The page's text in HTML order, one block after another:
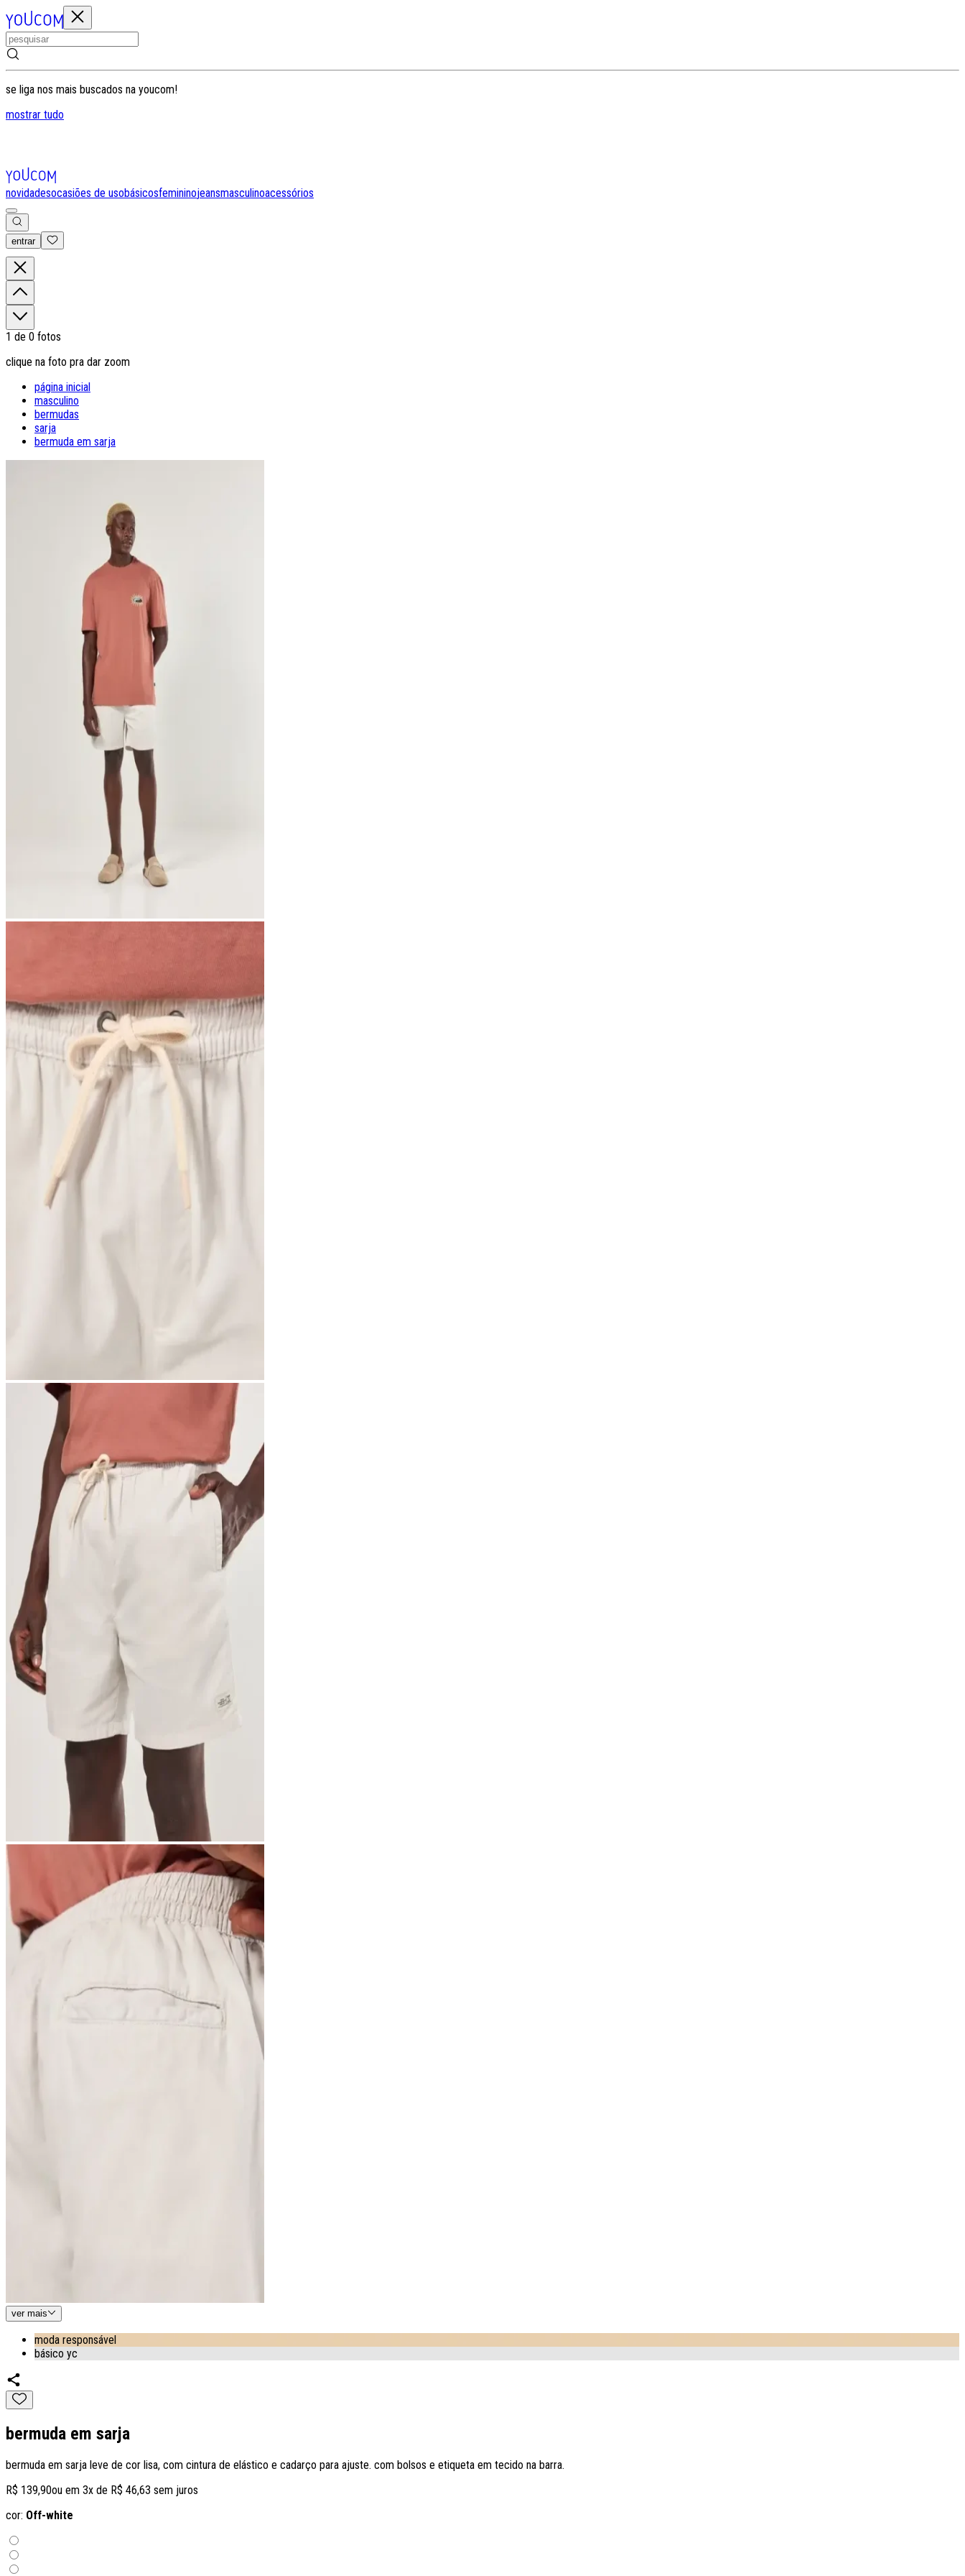
se liga nos mais buscados na youcom!
mostrar tudo
novidadesocasiões de usobásicosfemininojeansmasculinoacessórios
entrar
1 de 0 fotos
clique na foto pra dar zoom
página inicial
masculino
bermudas
sarja
bermuda em sarja
ver mais
moda responsável
básico yc
bermuda em sarja
bermuda em sarja leve de cor lisa, com cintura de elástico e cadarço para ajuste. com bolsos e etiqueta em tecido na barra.
R$ 139,90ou em 3x de R$ 46,63 sem juros
cor: Off-white